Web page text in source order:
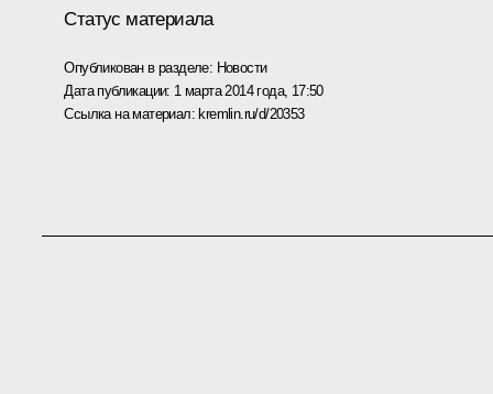
Статус материала
Опубликован в разделе: Новости
Дата публикации: 1 марта 2014 года, 17:50
Ссылка на материал: kremlin.ru/d/20353